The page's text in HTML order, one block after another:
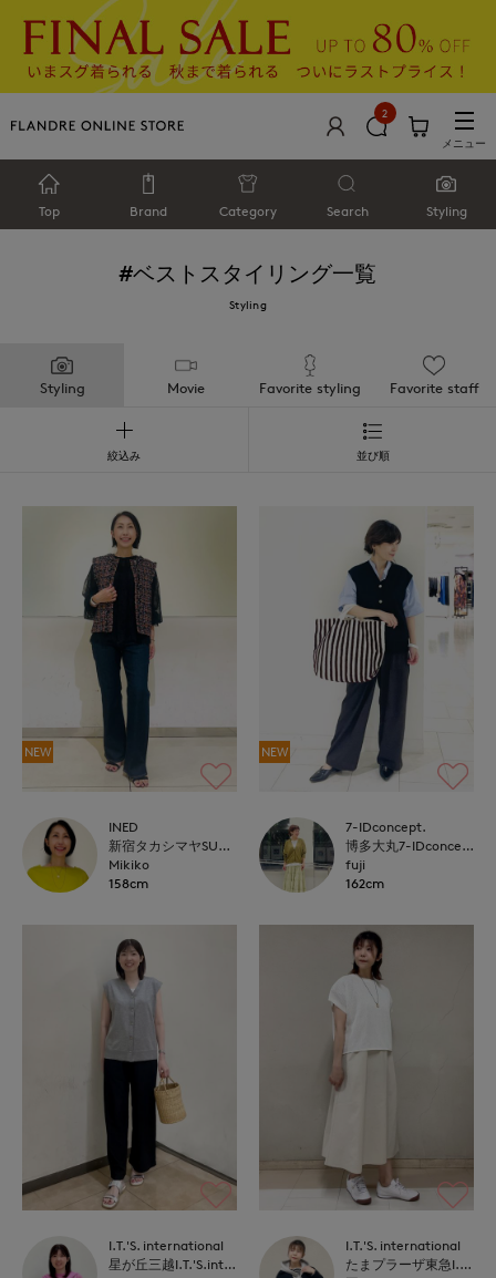
2
メニュー
Top Brand Category Search Styling
#ベスト スタイリング一覧
Styling
Styling Movie Favorite styling Favorite staff
絞込み 並び順
NEW
INED
新宿タカシマヤSUPERIOR CLOSET
Mikiko
158cm
NEW
7-IDconcept.
博多大丸7-IDconcept.
fuji
162cm
I.T.'S. international
星が丘三越I.T.'S.international
I.T.'S. international
たまプラーザ東急I.T.'S.international